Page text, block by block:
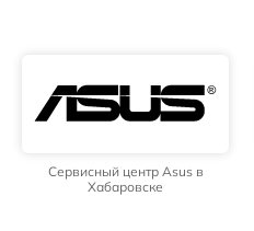
Сервисный центр Asus в
Хабаровске